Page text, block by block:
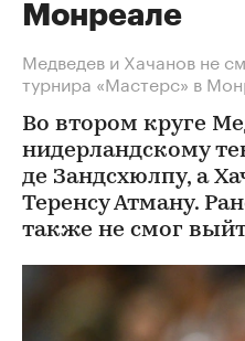
Монреале
Медведев и Хачанов не
турнира «Мастерс» в
Во втором круге
нидерландскому
де Зандсхюлпу, а
Теренсу Атману.
также не смог